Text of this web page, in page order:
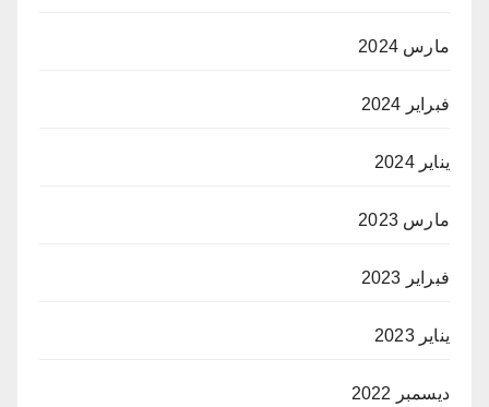
مارس 2024
فبراير 2024
يناير 2024
مارس 2023
فبراير 2023
يناير 2023
ديسمبر 2022